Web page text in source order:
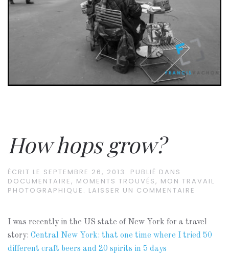
How hops grow?
ÉCRIT LE SEPTEMBRE 26, 2013 . PUBLIÉ DANS
DOCUMENTAIRE, MOMENTS TROUVÉS, MON TRAVAIL
PHOTOGRAPHIQUE . LAISSER UN COMMENTAIRE
I was recently in the US state of New York for a travel
story: Central New York: that one time where I tried 50
different craft beers and 20 spirits in 5 days